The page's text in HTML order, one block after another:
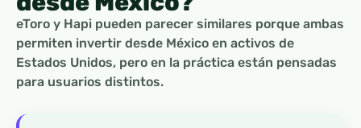
eToro y Hapi pueden parecer similares porque ambas
permiten invertir desde México en activos de
Estados Unidos, pero en la práctica están pensadas
para usuarios distintos.